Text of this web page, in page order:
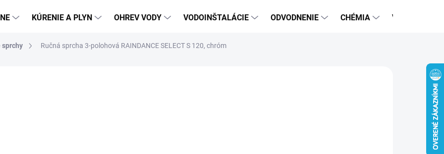
KÚRENIE A PLYN OHREV VODY VODOINŠTALÁCIE ODVODNENIE CHÉMIA VEREJNÝ
sprchy Ručná sprcha 3-polohová RAINDANCE SELECT S 120, chróm